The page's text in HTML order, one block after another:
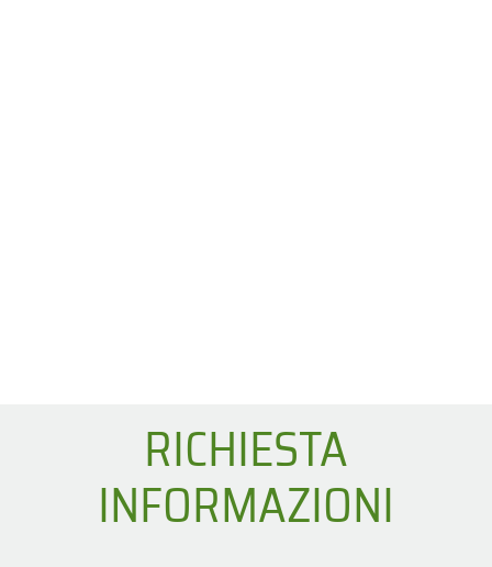
RICHIESTA
INFORMAZIONI